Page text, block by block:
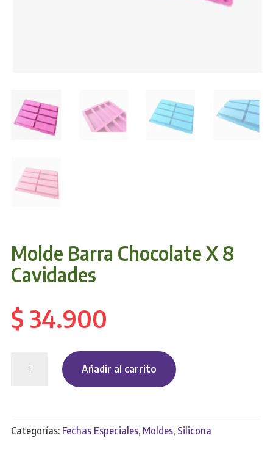
Molde Barra Chocolate X 8
Cavidades
$ 34.900
Molde
X
8
Añadir al carrito
Categorías: Fechas Especiales, Moldes, Silicona